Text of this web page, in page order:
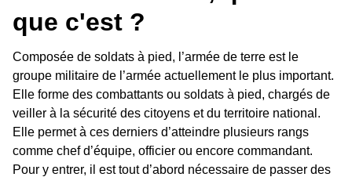
que c'est ?
Composée de soldats à pied, l’armée de terre est le
groupe militaire de l’armée actuellement le plus important.
Elle forme des combattants ou soldats à pied, chargés de
veiller à la sécurité des citoyens et du territoire national.
Elle permet à ces derniers d’atteindre plusieurs rangs
comme chef d’équipe, officier ou encore commandant.
Pour y entrer, il est tout d’abord nécessaire de passer des